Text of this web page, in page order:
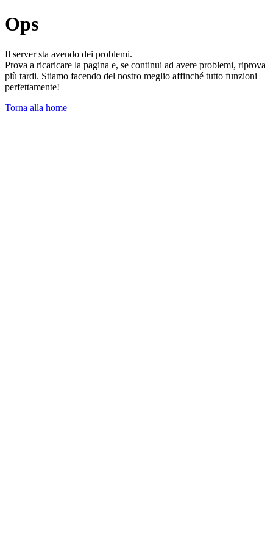
Ops
Il server sta avendo dei problemi.
Prova a ricaricare la pagina e, se continui ad avere problemi, riprova
più tardi. Stiamo facendo del nostro meglio affinché tutto funzioni
perfettamente!
Torna alla home